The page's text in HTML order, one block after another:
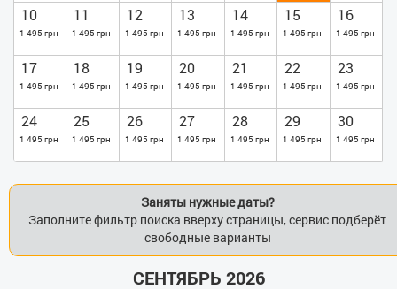
10
1 495 грн
11
1 495 грн
12
1 495 грн
13
1 495 грн
14
1 495 грн
15
1 495 грн
16
1 495 грн
17
1 495 грн
18
1 495 грн
19
1 495 грн
20
1 495 грн
21
1 495 грн
22
1 495 грн
23
1 495 грн
24
1 495 грн
25
1 495 грн
26
1 495 грн
27
1 495 грн
28
1 495 грн
29
1 495 грн
30
1 495 грн
Заняты нужные даты?
Заполните фильтр поиска вверху страницы, сервис подберёт
свободные варианты
СЕНТЯБРЬ 2026